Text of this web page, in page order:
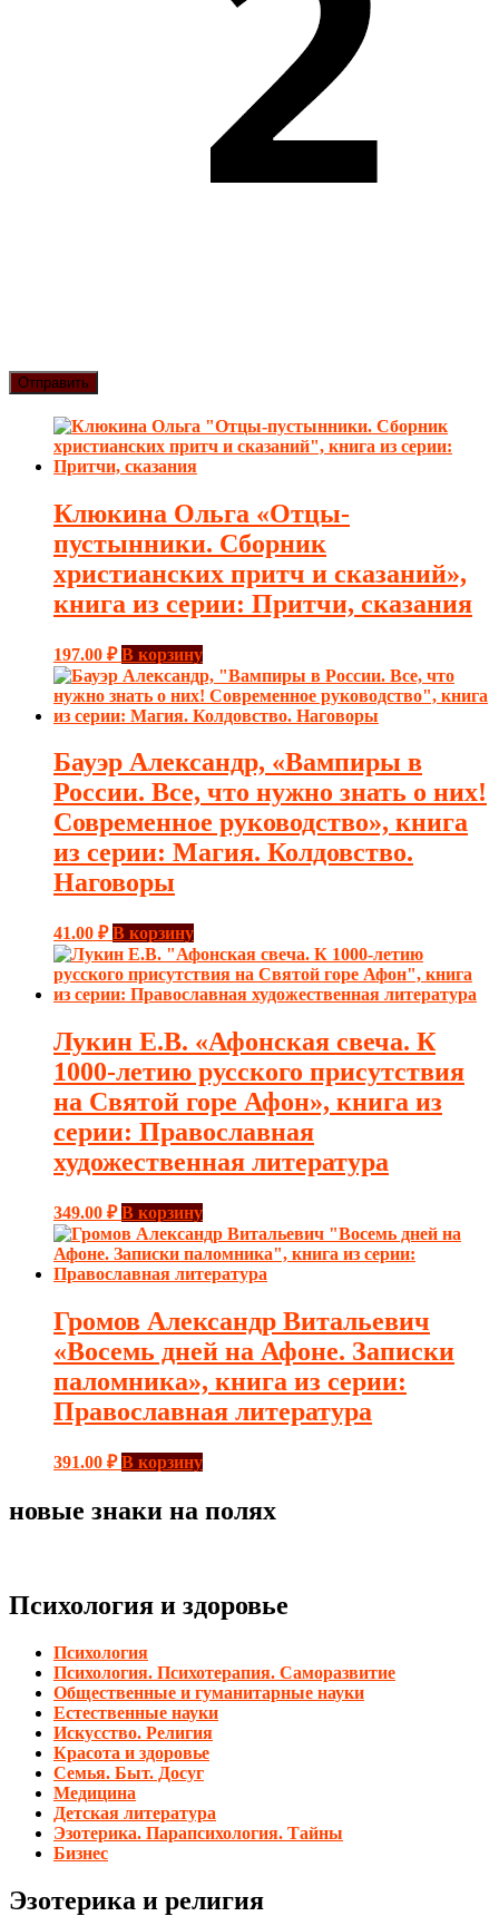
Клюкина Ольга «Отцы-
пустынники. Сборник
христианских притч и сказаний»,
книга из серии: Притчи, сказания
197.00 ₽ В корзину
Бауэр Александр, «Вампиры в
России. Все, что нужно знать о них!
Современное руководство», книга
из серии: Магия. Колдовство.
Наговоры
41.00 ₽ В корзину
Лукин Е.В. «Афонская свеча. К
1000-летию русского присутствия
на Святой горе Афон», книга из
серии: Православная
художественная литература
349.00 ₽ В корзину
Громов Александр Витальевич
«Восемь дней на Афоне. Записки
паломника», книга из серии:
Православная литература
391.00 ₽ В корзину
новые знаки на полях
Психология и здоровье
Психология
Психология. Психотерапия. Саморазвитие
Общественные и гуманитарные науки
Естественные науки
Искусство. Религия
Красота и здоровье
Семья. Быт. Досуг
Медицина
Детская литература
Эзотерика. Парапсихология. Тайны
Бизнес
Эзотерика и религия